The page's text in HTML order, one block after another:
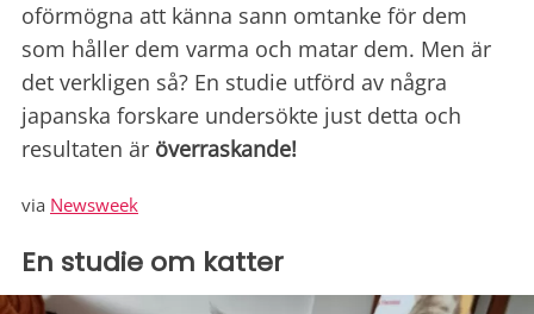
oförmögna att känna sann omtanke för dem
som håller dem varma och matar dem. Men är
det verkligen så? En studie utförd av några
japanska forskare undersökte just detta och
resultaten är överraskande!
via Newsweek
En studie om katter